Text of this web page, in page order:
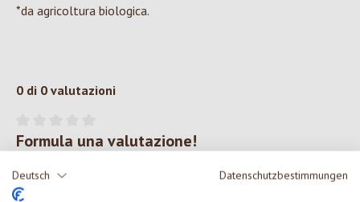
Deutsch Datenschutzbestimmungen
*da agricoltura biologica.
0 di 0 valutazioni
Valutazione media di 0 su 5 stelle
Formula una valutazione!
Condividi le tue esperienze con il prodotto con altri clienti.